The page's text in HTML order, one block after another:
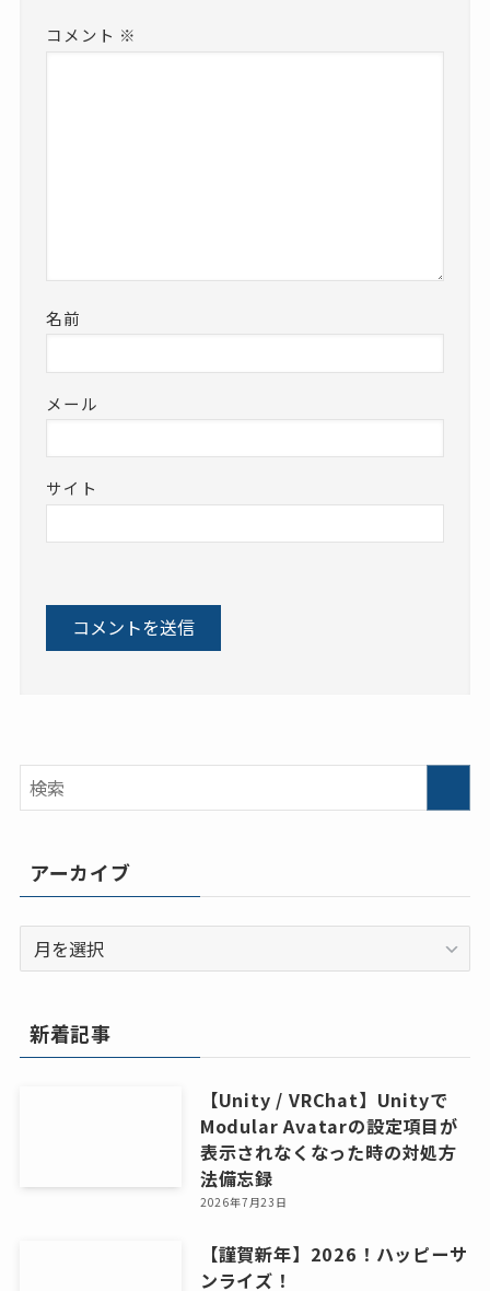
コメント ※
名前
メール
サイト
アーカイブ
ー
イ
ブ
新着記事
【Unity / VRChat】Unityで
Modular Avatarの設定項目が
表示されなくなった時の対処方
法備忘録
2026年7月23日
【謹賀新年】2026！ハッピーサ
ンライズ！